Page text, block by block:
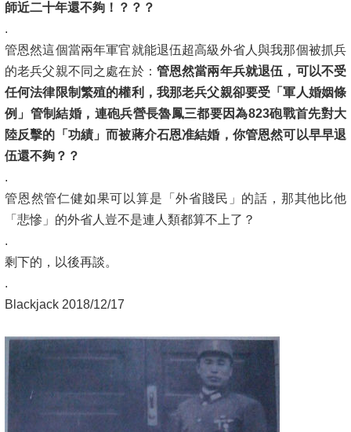
師近二十年還不夠！？？？
.
管恩然這個當兩年軍官就能退伍超高級外省人與我那個被抓兵
的老兵父親不同之處在於： 管恩然當兩年兵就退伍，可以不受
任何法律限制繁殖的權利，我那老兵父親卻要受「軍人婚姻條
例」管制結婚，連砲兵營長魯鳳三都要因為823砲戰首先對大
陸反擊的「功績」而被蔣介石恩准結婚，你管恩然可以早早退
伍還不夠？？
.
管恩然管仁健如果可以算是「外省賤民」的話，那其他比他
「悲慘」的外省人豈不是連人類都算不上了？
.
剩下的，以後再談。
.
Blackjack 2018/12/17